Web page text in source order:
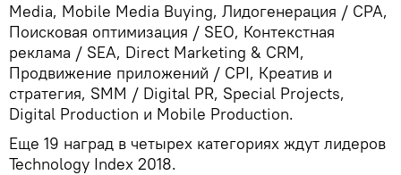
Media, Mobile Media Buying, Лидогенерация / CPA,
Поисковая оптимизация / SEO, Контекстная
реклама / SEA, Direct Marketing & CRM,
Продвижение приложений / CPI, Креатив и
стратегия, SMM / Digital PR, Special Projects,
Digital Production и Mobile Production.
Еще 19 наград в четырех категориях ждут лидеров
Technology Index 2018.